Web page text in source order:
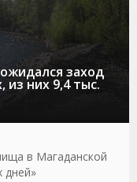
заход
из них 9,4 тыс.
в Магаданской
дней»